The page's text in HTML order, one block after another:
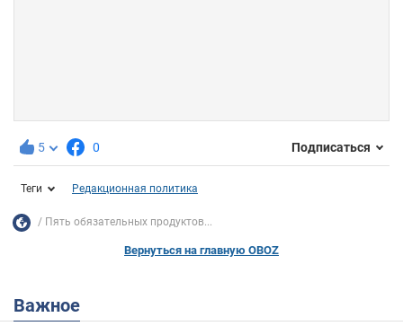
5 0 Подписаться
Теги Редакционная политика
Пять обязательных продуктов...
Вернуться на главную OBOZ
Важное